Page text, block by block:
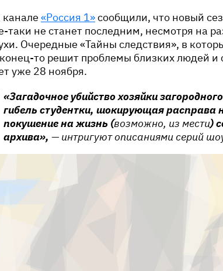
канале «Россия 1»сообщили, что новый
таки не станет последним, несмотря на
Очередные «Тайны следствия», в
то решит проблемы близких людей и
уже 28 ноября.
«Загадочное убийство хозяйки
гибель студентки, шокирующая расправа
покушение на жизнь (возможно, из мести)
архива», — интригуют описаниями серий